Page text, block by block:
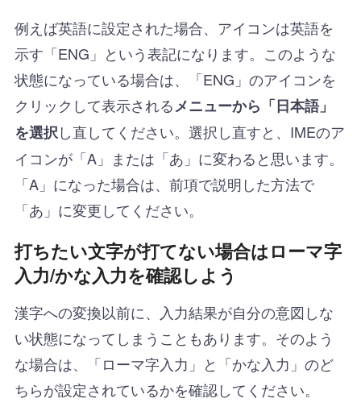
例えば英語に設定された場合、アイコンは英語を
示す「ENG」という表記になります。このような
状態になっている場合は、「ENG」のアイコンを
クリックして表示されるメニューから「日本語」
を選択し直してください。選択し直すと、IMEのア
イコンが「A」または「あ」に変わると思います。
「A」になった場合は、前項で説明した方法で
「あ」に変更してください。
打ちたい文字が打てない場合はローマ字
入力/かな入力を確認しよう
漢字への変換以前に、入力結果が自分の意図しな
い状態になってしまうこともあります。そのよう
な場合は、「ローマ字入力」と「かな入力」のど
ちらが設定されているかを確認してください。